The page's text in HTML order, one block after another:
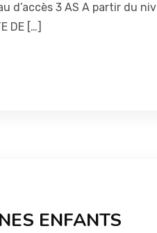
d’accès 3 AS A partir du
DE […]
ENFANTS